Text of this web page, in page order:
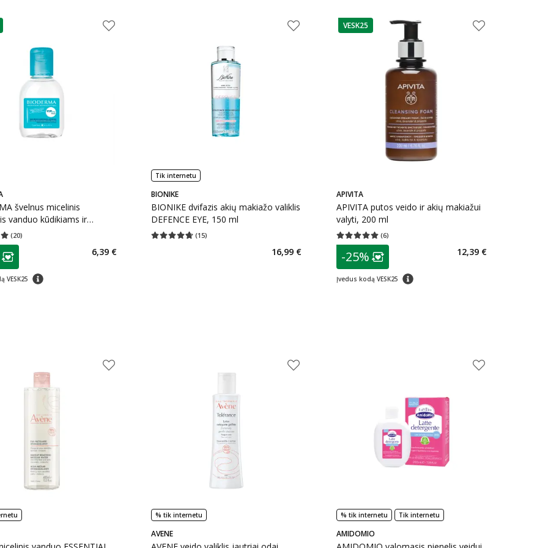
švelnus micelinis
vanduo kūdikiams ir
H2O, 100 ml
(20) 5.00
klubo narių nuolaida
VESK25 patarimas
6,39 €
Tik internetu
BIONIKE
BIONIKE dvifazis akių makiažo valiklis
DEFENCE EYE, 150 ml
(15)
Vidutinis įvertinimas 4.67
16,99 €
patarimas
VESK25
APIVITA
APIVITA putos veido ir akių makiažui
valyti, 200 ml
(6)
Vidutinis įvertinimas 5.00
patarimas
Lojalumo klubo narių nuolaida
-25%
Įvedus kodą VESK25 patarimas
12,39 €
% tik internetu
AVENE
% tik internetu Tik internetu
AMIDOMIO